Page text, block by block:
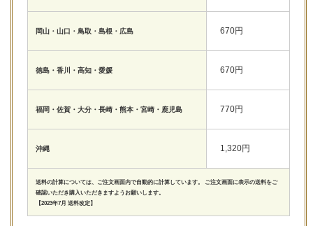
岡山・山口・鳥取・島根・広島 670円
徳島・香川・高知・愛媛 670円
福岡・佐賀・大分・長崎・熊本・宮崎・鹿児島 770円
沖縄 1,320円
送料の計算については、ご注文画面内で自動的に計算しています。 ご注文画面に表示の送料をご
確認いただき購入いただきますようお願いします。
【2023年7月 送料改定】